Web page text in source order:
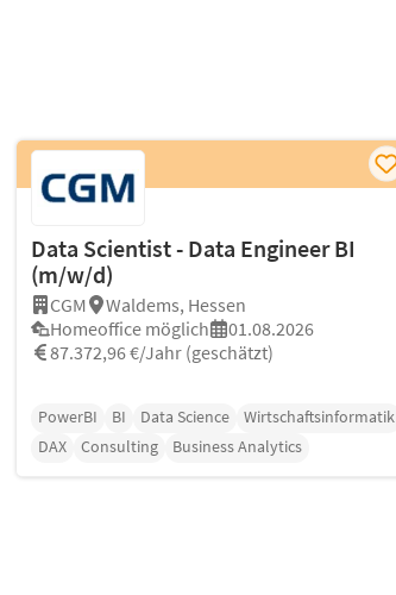
Data Scientist - Data Engineer BI
(m/w/d)
CGM
Waldems, Hessen
Homeoffice möglich
01.08.2026
87.372,96 €/Jahr (geschätzt)
PowerBI BI Data Science
Wirtschaftsinformatik
DAX
Consulting Business Analytics